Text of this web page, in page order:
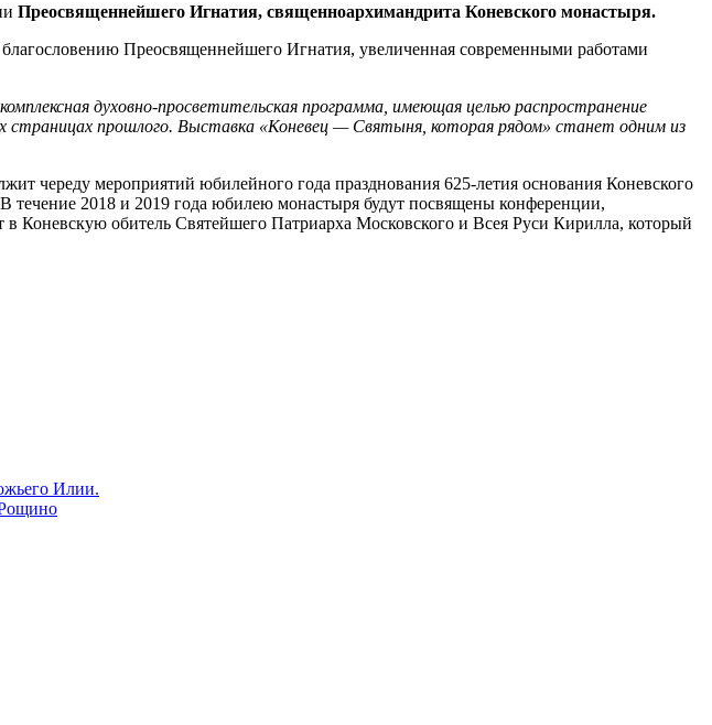
Преосвященнейшего Игнатия, священноархимандрита Коневского монастыря.
благословению Преосвященнейшего Игнатия, увеличенная современными работами
духовно-просветительская программа, имеющая целью распространение
страницах прошлого. Выставка «Коневец — Святыня, которая рядом» станет одним из
череду мероприятий юбилейного года празднования 625-летия основания Коневского
2018 и 2019 года юбилею монастыря будут посвящены конференции,
Коневскую обитель Святейшего Патриарха Московского и Всея Руси Кирилла, который
Илии.